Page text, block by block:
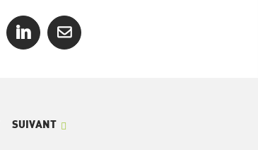
LinkedInCourriel
SUIVANT